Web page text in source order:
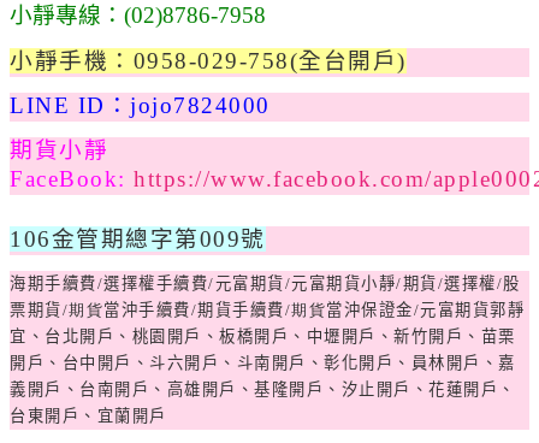
小靜專線：(02)8786-7958
小靜手機：0958-029-758(全台開戶)
LINE ID：jojo7824000
期貨小靜
FaceBook: https://www.facebook.com/
106金管期總字第009號
海期手續費/選擇權手續費/元富期貨/元富期貨小靜/期貨/選擇權/股
票期貨/期貨當沖手續費/期貨手續費/期貨當沖保證金/元富期貨郭靜
宜、台北開戶、桃園開戶、板橋開戶、中壢開戶、新竹開戶、苗栗
開戶、台中開戶、斗六開戶、斗南開戶、彰化開戶、員林開戶、嘉
義開戶、台南開戶、高雄開戶、基隆開戶、汐止開戶、花蓮開戶、
台東開戶、宜蘭開戶